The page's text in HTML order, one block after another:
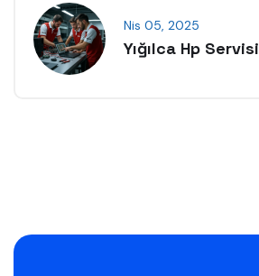
Nis 05, 2025
Yığılca Hp Servisi